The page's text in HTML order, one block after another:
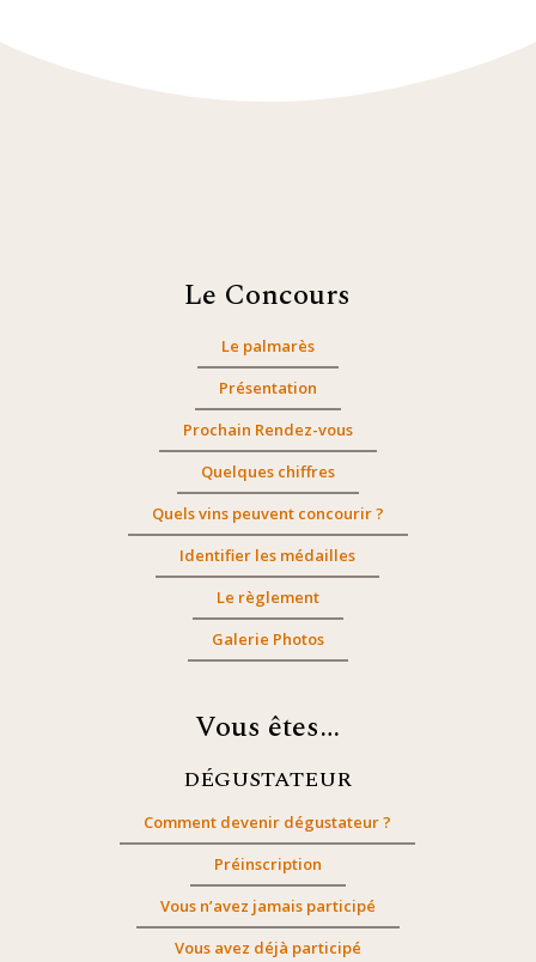
Le Concours
Le palmarès
Présentation
Prochain Rendez-vous
Quelques chiffres
Quels vins peuvent concourir ?
Identifier les médailles
Le règlement
Galerie Photos
Vous êtes…
DÉGUSTATEUR
Comment devenir dégustateur ?
Préinscription
Vous n’avez jamais participé
Vous avez déjà participé